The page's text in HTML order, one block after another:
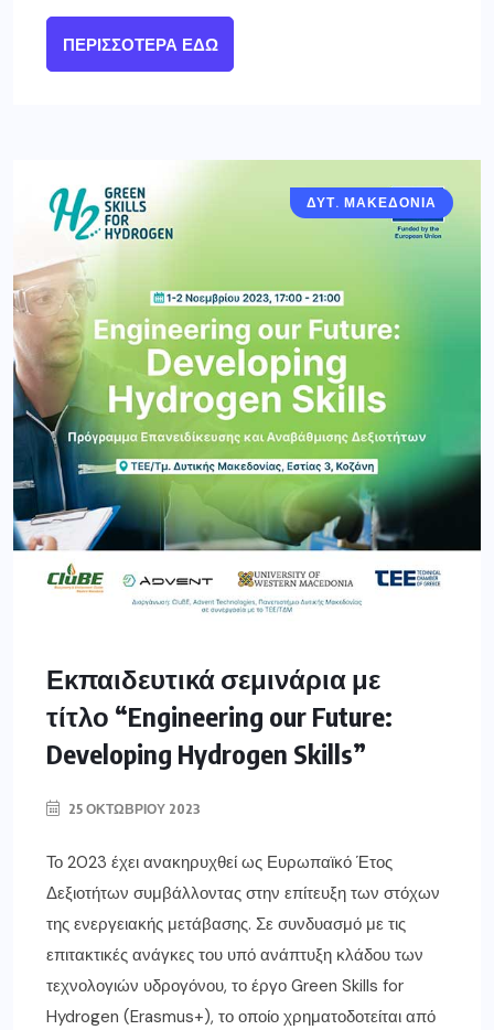
ΠΕΡΙΣΣΌΤΕΡΑ ΕΔΏ
ΔΥΤ. ΜΑΚΕΔΟΝΙΑ
Εκπαιδευτικά σεμινάρια με
τίτλο “Engineering our Future:
Developing Hydrogen Skills”
25 ΟΚΤΩΒΡΊΟΥ 2023
Το 2023 έχει ανακηρυχθεί ως Ευρωπαϊκό Έτος
Δεξιοτήτων συμβάλλοντας στην επίτευξη των στόχων
της ενεργειακής μετάβασης. Σε συνδυασμό με τις
επιτακτικές ανάγκες του υπό ανάπτυξη κλάδου των
τεχνολογιών υδρογόνου, το έργο Green Skills for
Hydrogen (Erasmus+), το οποίο χρηματοδοτείται από